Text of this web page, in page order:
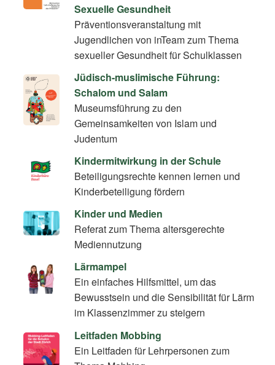
Sexuelle Gesundheit
Präventionsveranstaltung mit
Jugendlichen von inTeam zum Thema
sexueller Gesundheit für Schulklassen
Jüdisch-muslimische Führung:
Schalom und Salam
Museumsführung zu den
Gemeinsamkeiten von Islam und
Judentum
Kindermitwirkung in der Schule
Beteiligungsrechte kennen lernen und
Kinderbeteiligung fördern
Kinder und Medien
Referat zum Thema altersgerechte
Mediennutzung
Lärmampel
Ein einfaches Hilfsmittel, um das
Bewusstsein und die Sensibilität für Lärm
im Klassenzimmer zu steigern
Leitfaden Mobbing
Ein Leitfaden für Lehrpersonen zum